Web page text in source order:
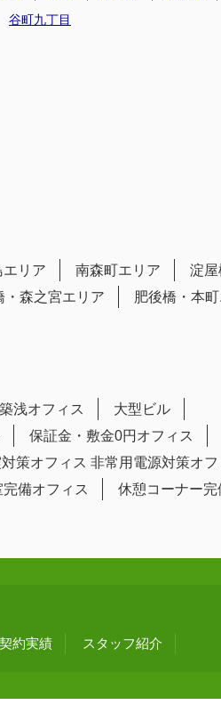
谷町九丁目
エリア 南森町エリア
淀屋
・森之宮エリア 肥後橋・本
築浅オフィス
大型ビル
保証金・敷金0円オフィス
策オフィス 非常用電源対策オフ
備オフィス
休憩コーナー完
契約実績 スタッフ紹介